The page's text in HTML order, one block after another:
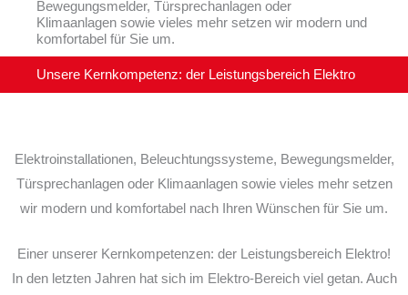
Bewegungsmelder, Türsprechanlagen oder
Klimaanlagen sowie vieles mehr setzen wir modern und
komfortabel für Sie um.
Unsere Kernkompetenz: der Leistungsbereich Elektro
Elektroinstallationen, Beleuchtungssysteme, Bewegungsmelder,
Türsprechanlagen oder Klimaanlagen sowie vieles mehr setzen
wir modern und komfortabel nach Ihren Wünschen für Sie um.
Einer unserer Kernkompetenzen: der Leistungsbereich Elektro!
In den letzten Jahren hat sich im Elektro-Bereich viel getan. Auch